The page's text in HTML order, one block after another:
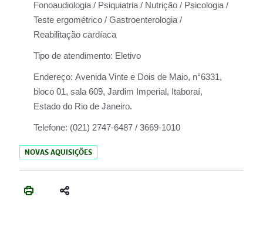
Fonoaudiologia / Psiquiatria / Nutrição / Psicologia /
Teste ergométrico / Gastroenterologia /
Reabilitação cardíaca
Tipo de atendimento: Eletivo
Endereço: Avenida Vinte e Dois de Maio, n°6331,
bloco 01, sala 609, Jardim Imperial, Itaboraí,
Estado do Rio de Janeiro.
Telefone: (021) 2747-6487 / 3669-1010
NOVAS AQUISIÇÕES